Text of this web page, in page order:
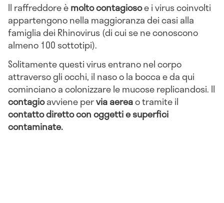
Il raffreddore èmolto contagiosoe i virus coinvolti
appartengono nella maggioranza dei casi alla
famiglia dei Rhinovirus (di cui se ne conoscono
almeno 100 sottotipi).
Solitamente questi virus entrano nel corpo
attraverso gli occhi, il naso o la bocca e da qui
cominciano a colonizzare le mucose replicandosi. Il
contagioavviene pervia aereao tramite il
contatto diretto con oggetti e superfici
contaminate.